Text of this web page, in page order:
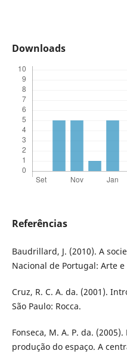
Downloads
Referências
Baudrillard, J. (2010). A
Nacional de Portugal: Arte
Cruz, R. C. A. da. (2001).
São Paulo: Rocca.
Fonseca, M. A. P. da.
produção do espaço. A